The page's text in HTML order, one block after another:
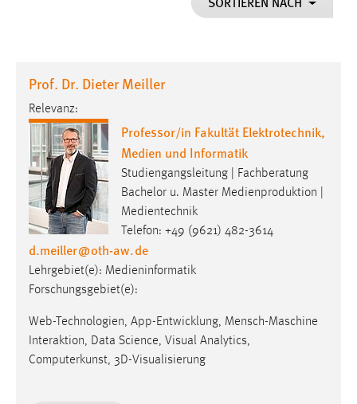
Prof. Dr. Dieter Meiller
Relevanz:
Professor/in Fakultät Elektrotechnik,
Medien und Informatik
Studiengangsleitung | Fachberatung
Bachelor u. Master Medienproduktion |
Medientechnik
Telefon: +49 (9621) 482-3614
d.meiller@oth-aw.de
Lehrgebiet(e): Medieninformatik
Forschungsgebiet(e):
Web-Technologien, App-Entwicklung, Mensch-Maschine
Interaktion, Data Science, Visual Analytics,
Computerkunst, 3D-Visualisierung
Performance
Name:
staticfilecache
Zweck:
Für performante Seitenauslieferung wird in diesem Cookie
gespeichert, ob man eingeloggt ist.
Sprachpräferenz
Name:
site-language-preference
Zweck:
Das Cookie speichert die gewählte Sprache der Website.
Cookie Laufzeit: